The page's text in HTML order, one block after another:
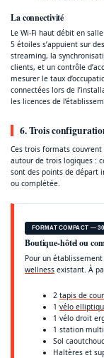
La connectivité
Le Wi-Fi haut débit en
5 étoiles s’appuient sur
streaming, la
clients, et un contrôle
mesurer le taux
connectées lors de
les licences de
6. Trois
Ces trois formats
autour de trois logiques :
sont des points de départ
ou complétée.
FORMAT COMPACT — 30
Boutique-hôtel ou
Pour un
wellness existant. À
2 tapis de
1 vélo
1 vélo droit
1 station
Sol
Haltères et